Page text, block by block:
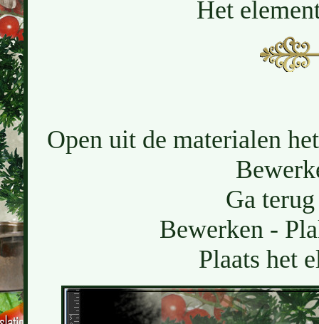
Het
Open uit de materialen
Ga
Bewerken -
Plaats het